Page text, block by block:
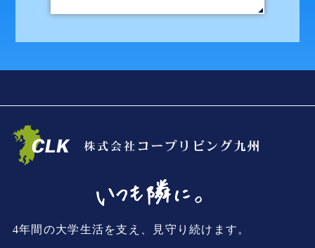
4年間の大学生活を支え、見守り続けます。